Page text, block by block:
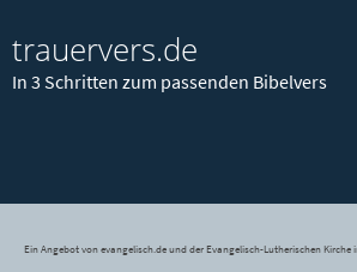
trauervers.de
In 3 Schritten zum passenden Bibelvers
Ein Angebot von evangelisch.de und der Evangelisch-Lutherischen Kirche